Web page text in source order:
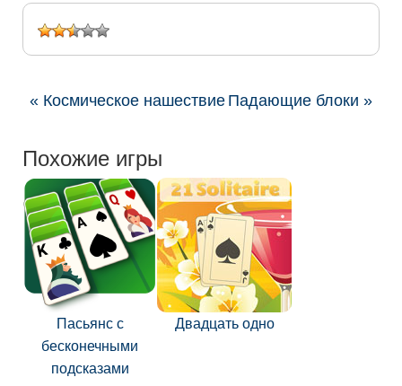
« Космическое нашествие Падающие блоки »
Похожие игры
Пасьянс с
бесконечными
подсказами
Двадцать одно